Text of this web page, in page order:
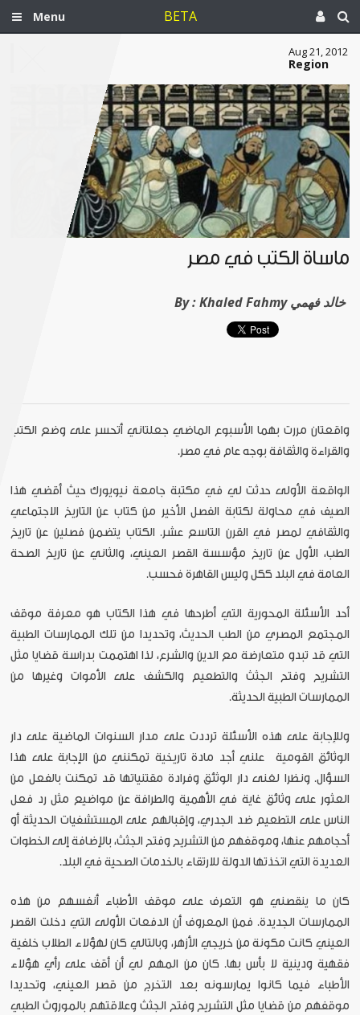
Menu BETA
Aug 21, 2012
Region
مأساة الكتب في مصر
By : Khaled Fahmy خالد فهمي
واقعتان مررت بهما الأسبوع الماضي جعلتاني أتحسر على وضع الكتب
والقراءة والثقافة بوجه عام في مصر.
الواقعة الأولى حدثت لي في مكتبة جامعة نيويورك حيث أقضي هذا
الصيف في محاولة لكتابة الفصل الأخير من كتاب عن التاريخ الاجتماعي
والثقافي لمصر في القرن التاسع عشر. الكتاب يتضمن فصلين عن تاريخ
الطب، الأول عن تاريخ مؤسسة القصر العيني، والثاني عن تاريخ الصحة
العامة في البلد ككل وليس القاهرة فحسب.
أحد الأسئلة المحورية التي أطرحها في هذا الكتاب هو معرفة موقف
المجتمع المصري من الطب الحديث، وتحديدا من تلك الممارسات الطبية
التي قد تبدو متعارضة مع الدين والشرع، لذا اهتممت بدراسة قضايا مثل
التشريح وفتح الجثث والتطعيم والكشف على الأموات وغيرها من
الممارسات الطبية الحديثة.
وللإجابة على هذه الأسئلة ترددت على مدار السنوات الماضية على دار
الوثائق القومية علني أجد مادة تاريخية تمكنني من الإجابة على هذا
السؤال. ونظرا لغنى دار الوثئق وفرادة مقتنياتها قد تمكنت بالفعل من
العثور على وثائق غاية في الأهمية والطرافة عن مواضيع مثل رد فعل
الناس على التطعيم ضد الجدري، وإقبالهم على المستشفيات الحديثة أو
أحجامهم عنها، وموقفهم من التشريح وفتح الجثث، بالإضافة إلى الخطوات
العديدة التي اتخذتها الدولة للارتقاء بالخدمات الصحية في البلد.
كان ما ينقصني هو التعرف على موقف الأطباء أنفسهم من هذه
الممارسات الجديدة. فمن المعروف أن الدفعات الأولى التي دخلت القصر
العيني كانت مكونة من خريجي الأزهر، وبالتالي كان لهؤلاء الطلاب خلفية
فقهية ودينية لا بأس بها. كان من المهم لي أن أقف على رأي هؤلاء
الأطباء فيما كانوا يمارسونه بعد التخرج من قصر العيني، وتحديدا
موقفهم من قضايا مثل التشريح وفتح الجثث وعلاقتهم بالموروث الطبي